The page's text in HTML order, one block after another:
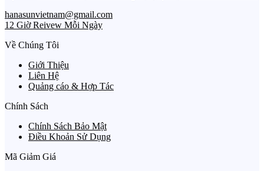
hanasunvietnam@gmail.com
12 Giờ Reivew Mỗi Ngày
Về Chúng Tôi
Giới Thiệu
Liên Hệ
Quảng cáo & Hợp Tác
Chính Sách
Chính Sách Bảo Mật
Điều Khoản Sử Dụng
Mã Giảm Giá